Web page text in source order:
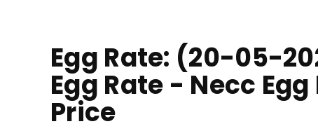
Egg Rate: (20-05-
Egg Rate - Necc
Price